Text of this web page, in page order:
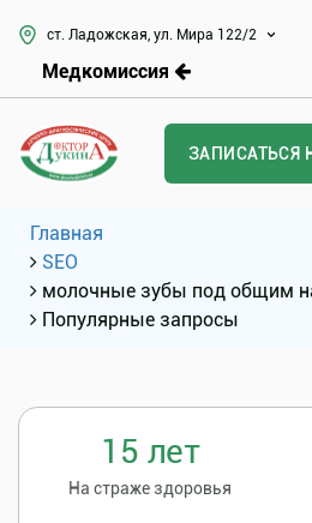
ст. Ладожская, ул. Мира 122/2
Медкомиссия
ЗАПИСАТЬСЯ
Главная
SEO
молочные зубы под общим
Популярные запросы
15 лет
На страже здоровья